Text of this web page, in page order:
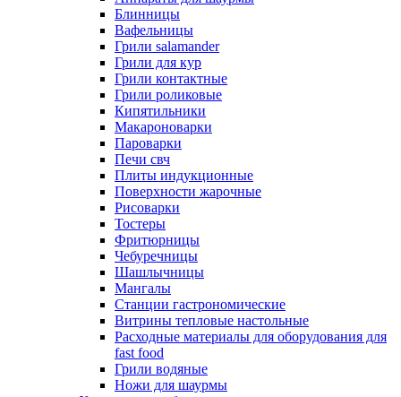
Блинницы
Вафельницы
Грили salamander
Грили для кур
Грили контактные
Грили роликовые
Кипятильники
Макароноварки
Пароварки
Печи свч
Плиты индукционные
Поверхности жарочные
Рисоварки
Тостеры
Фритюрницы
Чебуречницы
Шашлычницы
Мангалы
Станции гастрономические
Витрины тепловые настольные
Расходные материалы для оборудования для
fast food
Грили водяные
Ножи для шаурмы